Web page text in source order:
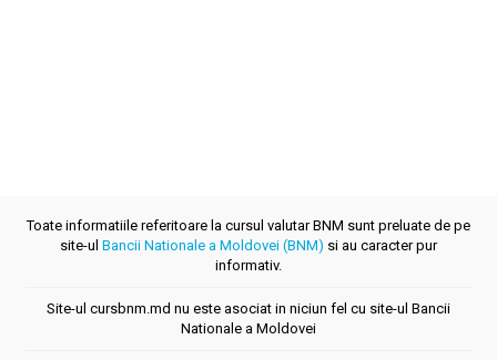
Toate informatiile referitoare la cursul valutar BNM sunt preluate de pe
site-ul Bancii Nationale a Moldovei (BNM) si au caracter pur
informativ.
Site-ul cursbnm.md nu este asociat in niciun fel cu site-ul Bancii
Nationale a Moldovei